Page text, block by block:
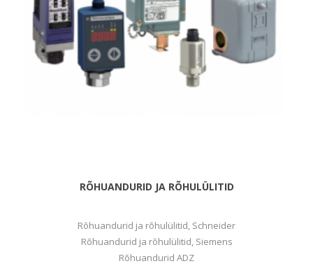
RÕHUANDURID JA RÕHULÜLITID
Rõhuandurid ja rõhulülitid, Schneider
Rõhuandurid ja rõhulülitid, Siemens
Rõhuandurid ADZ